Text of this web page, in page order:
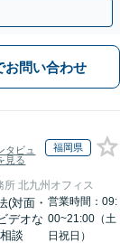
お問い合わせ
タビュ
見る
福岡県
所 北九州オフィス
(対面・
デオな
談
営業時間：09:
00~21:00（土
日祝日）